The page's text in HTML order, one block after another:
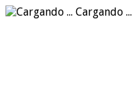
Cargando ...